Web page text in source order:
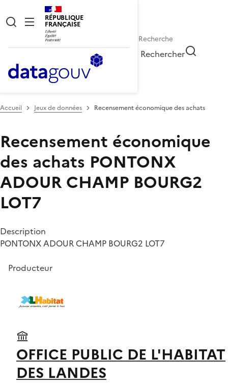
RÉPUBLIQUE
FRANÇAISE
Rechercher
Accueil Jeux de données Recensement économique des achats
Recensement économique
des achats PONTONX
ADOUR CHAMP BOURG2
LOT7
Description
PONTONX ADOUR CHAMP BOURG2 LOT7
Producteur
OFFICE PUBLIC DE L'HABITAT
DES LANDES